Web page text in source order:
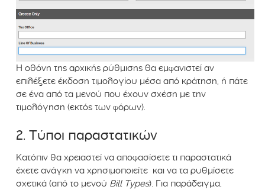
Η οθόνη της αρχικής ρύθμισης θα εμφανιστεί αν
επιλέξετε έκδοση τιμολογίου μέσα από κράτηση, ή πάτε
σε ένα από τα μενού που έχουν σχέση με την
τιμολόγηση (εκτός των φόρων).
2. Τύποι παραστατικών
Κατόπιν θα χρειαστεί να αποφασίσετε τι παραστατικά
έχετε ανάγκη να χρησιμοποιείτε και να τα ρυθμίσετε
σχετικά (από το μενού Bill Types). Για παράδειγμα,